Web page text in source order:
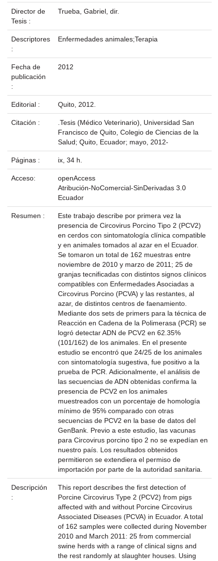
Director de
Tesis :
Trueba, Gabriel, dir.
Descriptores
:
Enfermedades animales;Terapia
Fecha de
publicación
:
2012
Editorial : Quito, 2012.
Citación :
.Tesis (Médico Veterinario), Universidad San
Francisco de Quito, Colegio de Ciencias de la
Salud; Quito, Ecuador; mayo, 2012-
Páginas : ix, 34 h.
Acceso:
openAccess
Atribución-NoComercial-SinDerivadas 3.0
Ecuador
Resumen :
Este trabajo describe por primera vez la
presencia de Circovirus Porcino Tipo 2 (PCV2)
en cerdos con sintomatología clínica compatible
y en animales tomados al azar en el Ecuador.
Se tomaron un total de 162 muestras entre
noviembre de 2010 y marzo de 2011; 25 de
granjas tecnificadas con distintos signos clínicos
compatibles con Enfermedades Asociadas a
Circovirus Porcino (PCVA) y las restantes, al
azar, de distintos centros de faenamiento.
Mediante dos sets de primers para la técnica de
Reacción en Cadena de la Polimerasa (PCR) se
logró detectar ADN de PCV2 en 62.35%
(101/162) de los animales. En el presente
estudio se encontró que 24/25 de los animales
con sintomatología sugestiva, fue positivo a la
prueba de PCR. Adicionalmente, el análisis de
las secuencias de ADN obtenidas confirma la
presencia de PCV2 en los animales
muestreados con un porcentaje de homología
mínimo de 95% comparado con otras
secuencias de PCV2 en la base de datos del
GenBank. Previo a este estudio, las vacunas
para Circovirus porcino tipo 2 no se expedían en
nuestro país. Los resultados obtenidos
permitieron se extendiera el permiso de
importación por parte de la autoridad sanitaria.
Descripción
:
This report describes the first detection of
Porcine Circovirus Type 2 (PCV2) from pigs
affected with and without Porcine Circovirus
Associated Diseases (PCVA) in Ecuador. A total
of 162 samples were collected during November
2010 and March 2011: 25 from commercial
swine herds with a range of clinical signs and
the rest randomly at slaughter houses. Using